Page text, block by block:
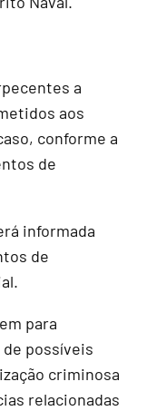
a
aos
conforme a
de
informada
de
para
possíveis
criminosa
relacionadas